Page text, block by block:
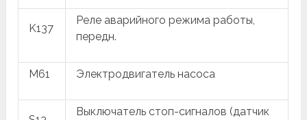
K137
Реле аварийного режима работы,
передн.
M61 Электродвигатель насоса
Выключатель стоп-сигналов (датчик